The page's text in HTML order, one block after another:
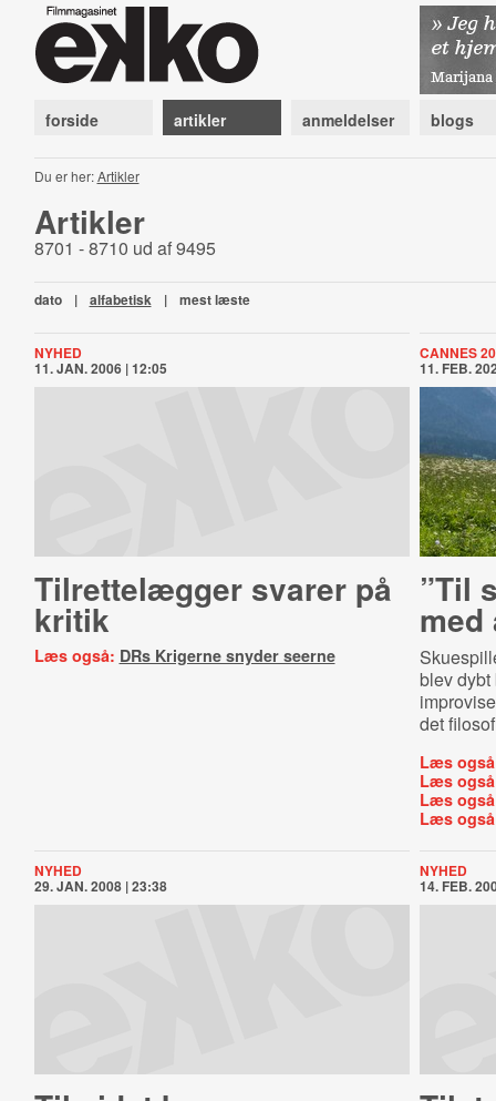
forside artikler anmeldelser blogs
Du er her:Artikler
Artikler
8701 - 8710 ud af 9495
dato | alfabetisk | mest læste
NYHED
11. JAN. 2006 | 12:05
Tilrettelægger svarer på
kritik
Læs også: DRs Krigerne snyder seerne
CANNES
11. FEB.
”Til
med
blev
det
Læs
Læs
Læs
Læs
NYHED
29. JAN. 2008 | 23:38
NYHED
14. FEB.